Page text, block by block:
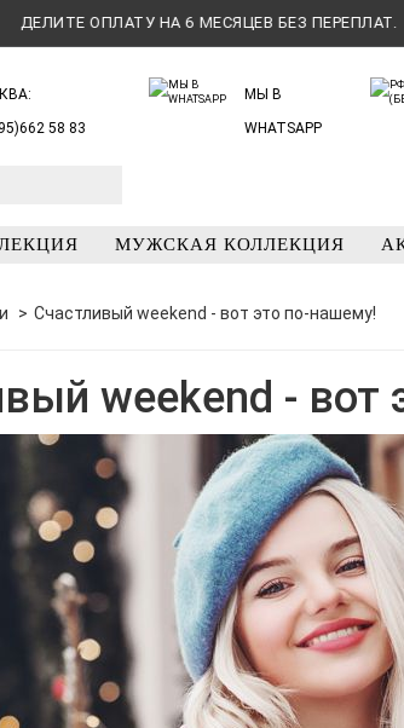
ОПЛАТУ НА 6 МЕСЯЦЕВ БЕЗ ПЕРЕПЛАТ.
58 83
МЫ В
WHATSAPP
МУЖСКАЯ КОЛЛЕКЦИЯ
Счастливый weekend - вот это по-нашему!
weekend - вот